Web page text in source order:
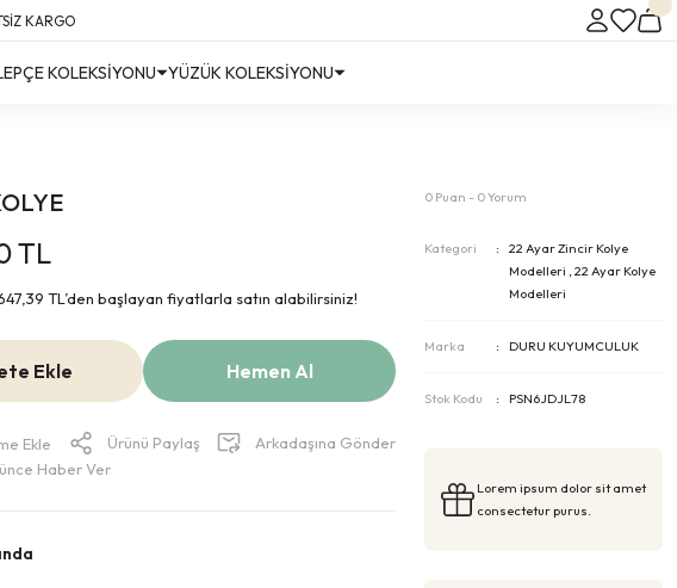
#2
#3KOLEKSİYONU YÜZÜK KOLEKSİYONU
TL
TL’den başlayan fiyatlarla satın alabilirsiniz!
Ekle Hemen Al
Ürünü Paylaş
Arkadaşına Gönder
Haber Ver
0 Puan - 0 Yorum
Kategori
22 Ayar Zincir Kolye
Modelleri ,22 Ayar Kolye
Modelleri
Marka DURU KUYUMCULUK
Stok Kodu PSN6JDJL78
Lorem ipsum dolor sit amet
consectetur purus.